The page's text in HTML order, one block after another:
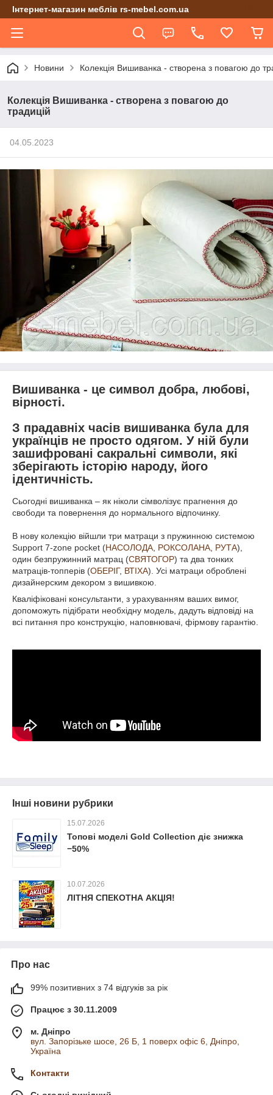
Інтернет-магазин меблів rs-mebel.com.ua
Новини Колекція Вишиванка - створена з повагою до
Колекція Вишиванка - створена з повагою до
традицій
04.05.2023
Вишиванка - це символ добра, любові,
вірності.
З прадавніх часів вишиванка була для
українців не просто одягом. У ній були
зашифровані сакральні символи, які
зберігають історію народу, його
ідентичність.
Сьогодні вишиванка – як ніколи сімволізує прагнення до
свободи та повернення до нормального відпочинку.
В нову колекцію війшли три матраци з пружинною системою
Support 7-zone pocket (НАСОЛОДА РОКСОЛАНА РУТА),
один безпружинний матрац (СВЯТОГОР) та два тонких
матраців-топперів (ОБЕРІГ, ВТІХА). Усі матраци оброблені
дизайнерским декором з вишивкою.
Кваліфіковані консультанти, з урахуванням ваших вимог,
допоможуть підібрати необхідну модель, дадуть відповіді на
всі питання про конструкцію, наповнювачі, фірмову гарантію.
Інші новини рубрики
15.07.2026
Топові моделі Gold Collection діє знижка
−50%
10.07.2026
ЛІТНЯ СПЕКОТНА АКЦІЯ!
Про нас
99% позитивних з 74 відгуків за рік
Працює з 30.11.2009
м. Дніпро
вул. Запорізьке шосе, 26 Б, 1 поверх офіс 6, Дніпро,
Україна
Контакти